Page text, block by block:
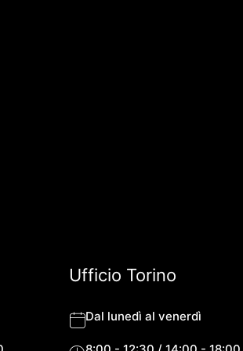
Ufficio Torino
Dal lunedì al venerdì